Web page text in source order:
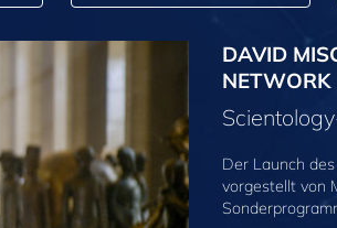
DAVID
NETWORK
Der Launch
vorgestellt von